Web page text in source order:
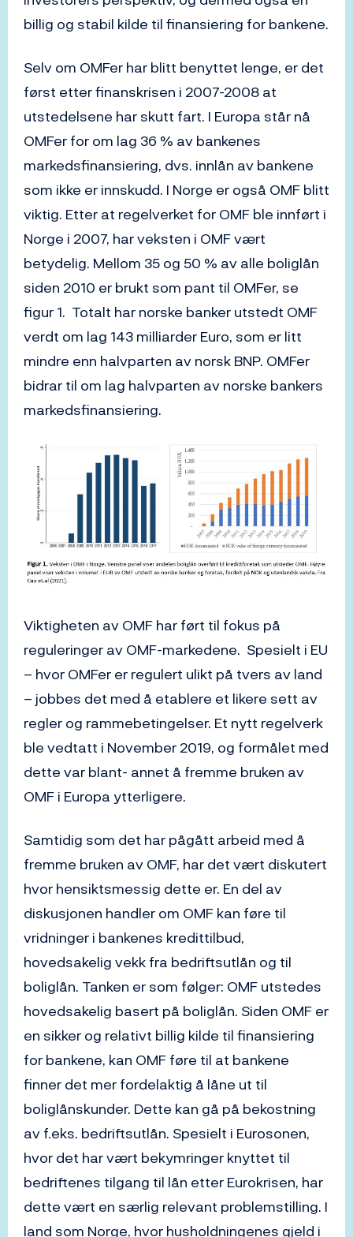
billig og stabil kilde til finansiering for bankene.
Selv om OMFer har blitt benyttet lenge, er det
først etter finanskrisen i 2007-2008 at
utstedelsene har skutt fart. I Europa står nå
OMFer for om lag 36 % av bankenes
markedsfinansiering, dvs. innlån av bankene
som ikke er innskudd. I Norge er også OMF blitt
viktig. Etter at regelverket for OMF ble innført i
Norge i 2007, har veksten i OMF vært
betydelig. Mellom 35 og 50 % av alle boliglån
siden 2010 er brukt som pant til OMFer, se
figur 1. Totalt har norske banker utstedt OMF
verdt om lag 143 milliarder Euro, som er litt
mindre enn halvparten av norsk BNP. OMFer
bidrar til om lag halvparten av norske bankers
markedsfinansiering.
Viktigheten av OMF har ført til fokus på
reguleringer av OMF-markedene. Spesielt i EU
– hvor OMFer er regulert ulikt på tvers av land
– jobbes det med å etablere et likere sett av
regler og rammebetingelser. Et nytt regelverk
ble vedtatt i November 2019, og formålet med
dette var blant- annet å fremme bruken av
OMF i Europa ytterligere.
Samtidig som det har pågått arbeid med å
fremme bruken av OMF, har det vært diskutert
hvor hensiktsmessig dette er. En del av
diskusjonen handler om OMF kan føre til
vridninger i bankenes kredittilbud,
hovedsakelig vekk fra bedriftsutlån og til
boliglån. Tanken er som følger: OMF utstedes
hovedsakelig basert på boliglån. Siden OMF er
en sikker og relativt billig kilde til finansiering
for bankene, kan OMF føre til at bankene
finner det mer fordelaktig å låne ut til
boliglånskunder. Dette kan gå på bekostning
av f.eks. bedriftsutlån. Spesielt i Eurosonen,
hvor det har vært bekymringer knyttet til
bedriftenes tilgang til lån etter Eurokrisen, har
dette vært en særlig relevant problemstilling. I
land som Norge, hvor husholdningenes gjeld i